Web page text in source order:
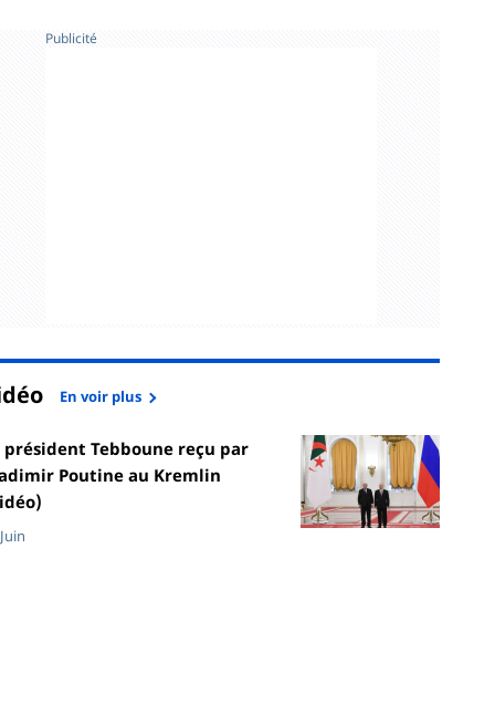
Publicité
En voir plus
président Tebboune reçu par
Poutine au Kremlin